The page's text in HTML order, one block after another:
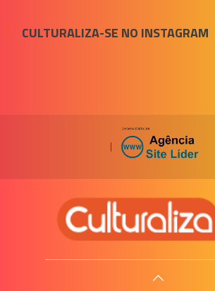
CULTURALIZA-SE NO INSTAGRAM
|